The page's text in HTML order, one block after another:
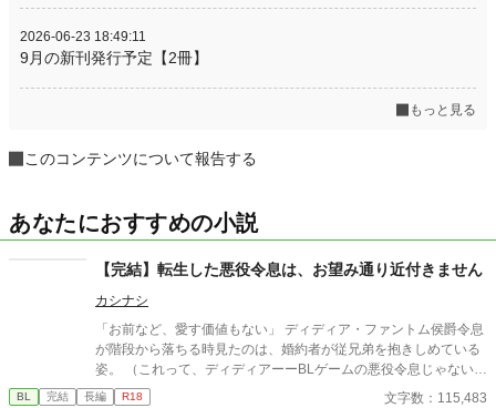
2026-06-23 18:49:11
9月の新刊発行予定【2冊】
もっと見る
このコンテンツについて報告する
あなたにおすすめの小説
【完結】転生した悪役令息は、お望み通り近付きません
カシナシ
「お前など、愛す価値もない」 ディディア・ファントム侯爵令息
が階段から落ちる時見たのは、婚約者が従兄弟を抱きしめている
姿。 （これって、ディディアーーBLゲームの悪役令息じゃない
か！） 妹の笑顔を見るためにやりこんでいたBLゲーム。引くほど
BL 完結 長編 R18 文字数：115,483